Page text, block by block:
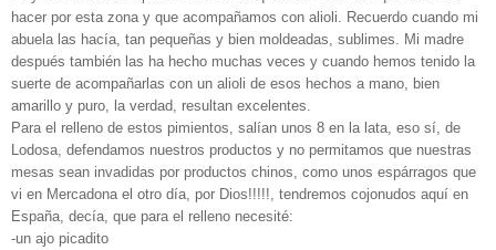
hacer por esta zona y que acompañamos con alioli. Recuerdo cuando mi
abuela las hacía, tan pequeñas y bien moldeadas, sublimes. Mi madre
después también las ha hecho muchas veces y cuando hemos tenido la
suerte de acompañarlas con un alioli de esos hechos a mano, bien
amarillo y puro, la verdad, resultan excelentes.
Para el relleno de estos pimientos, salían unos 8 en la lata, eso sí, de
Lodosa, defendamos nuestros productos y no permitamos que nuestras
mesas sean invadidas por productos chinos, como unos espárragos que
vi en Mercadona el otro día, por Dios!!!!!, tendremos cojonudos aquí en
España, decía, que para el relleno necesité:
-un ajo picadito